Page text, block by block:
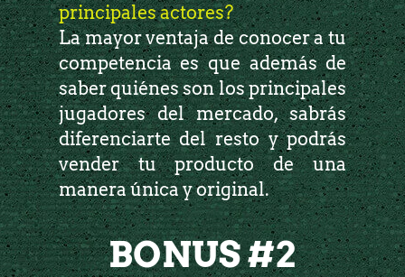
principales actores?
La mayor ventaja de conocer a tu
competencia es que además de
saber quiénes son los principales
jugadores del mercado, sabrás
diferenciarte del resto y podrás
vender tu producto de una
manera única y original.
BONUS #2